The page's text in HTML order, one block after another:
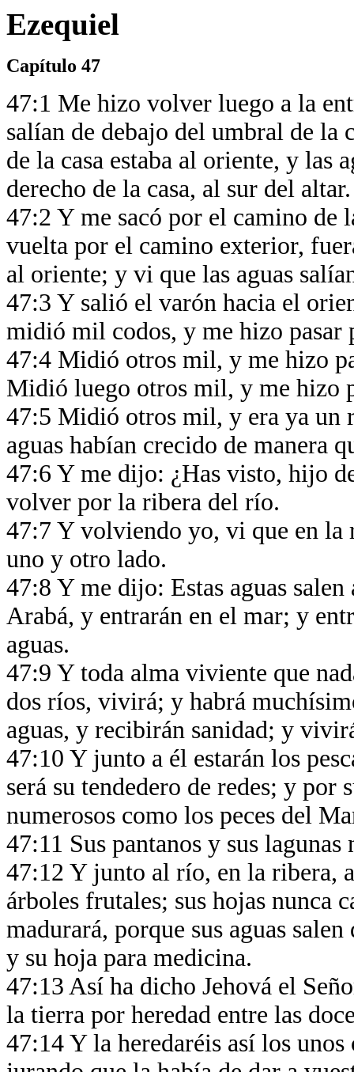
Ezequiel
Capítulo 47
47:1 Me hizo volver luego a la
salían de debajo del umbral de la
de la casa estaba al oriente, y las
derecho de la casa, al sur del
47:2 Y me sacó por el camino de
vuelta por el camino exterior,
al oriente; y vi que las aguas
47:3 Y salió el varón hacia el
midió mil codos, y me hizo pasar
47:4 Midió otros mil, y me hizo
Midió luego otros mil, y me hizo
47:5 Midió otros mil, y era ya un
aguas habían crecido de manera
47:6 Y me dijo: ¿Has visto, hijo
volver por la ribera del río.
47:7 Y volviendo yo, vi que en la
uno y otro lado.
47:8 Y me dijo: Estas aguas
Arabá, y entrarán en el mar; y
aguas.
47:9 Y toda alma viviente que
dos ríos, vivirá; y habrá
aguas, y recibirán sanidad; y
47:10 Y junto a él estarán los
será su tendedero de redes; y por
numerosos como los peces del
47:11 Sus pantanos y sus
47:12 Y junto al río, en la ribera,
árboles frutales; sus hojas nunca
madurará, porque sus aguas
y su hoja para medicina.
47:13 Así ha dicho Jehová el
la tierra por heredad entre las
47:14 Y la heredaréis así los